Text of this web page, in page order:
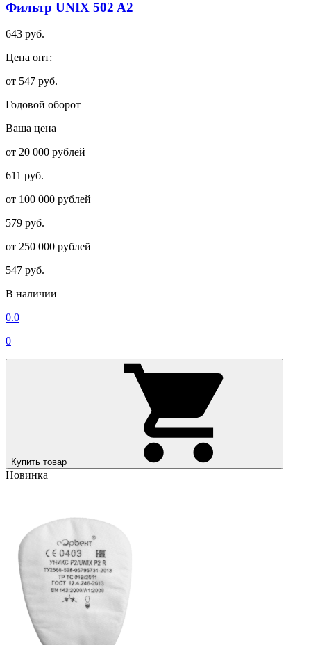
Фильтр UNIX 502 A2
643 руб.
Цена опт:
от 547 руб.
Годовой оборот
Ваша цена
от 20 000 рублей
611 руб.
от 100 000 рублей
579 руб.
от 250 000 рублей
547 руб.
В наличии
0.0
0
Купить товар
Новинка